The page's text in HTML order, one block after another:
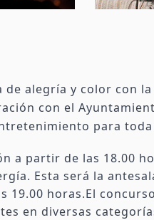
alegría y color con
con el
para
a partir de las 18.00
Esta será la
horas.El
en diversas